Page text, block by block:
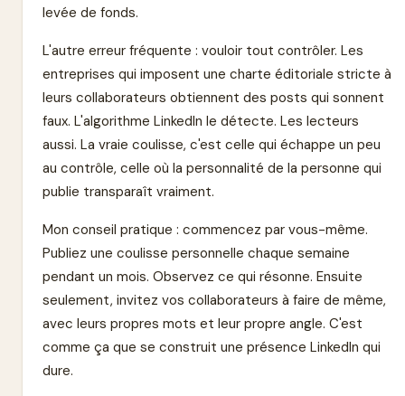
levée de fonds.
L'autre erreur fréquente : vouloir tout contrôler. Les
entreprises qui imposent une charte éditoriale stricte à
leurs collaborateurs obtiennent des posts qui sonnent
faux. L'algorithme LinkedIn le détecte. Les lecteurs
aussi. La vraie coulisse, c'est celle qui échappe un peu
au contrôle, celle où la personnalité de la personne qui
publie transparaît vraiment.
Mon conseil pratique : commencez par vous-même.
Publiez une coulisse personnelle chaque semaine
pendant un mois. Observez ce qui résonne. Ensuite
seulement, invitez vos collaborateurs à faire de même,
avec leurs propres mots et leur propre angle. C'est
comme ça que se construit une présence LinkedIn qui
dure.